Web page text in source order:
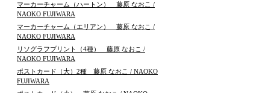
マーカーチャーム（ハートン） 藤原 なおこ /
NAOKO FUJIWARA
マーカーチャーム（エリアン） 藤原 なおこ /
NAOKO FUJIWARA
リソグラフプリント（4種） 藤原 なおこ /
NAOKO FUJIWARA
ポストカード（大）2種 藤原 なおこ / NAOKO
FUJIWARA